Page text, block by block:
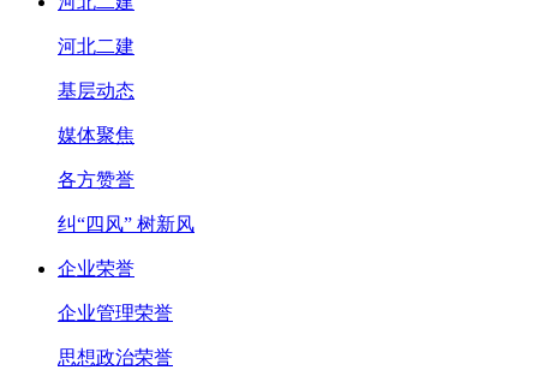
河北二建
基层动态
媒体聚焦
各方赞誉
纠“四风” 树新风
企业荣誉
企业管理荣誉
思想政治荣誉